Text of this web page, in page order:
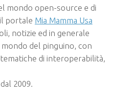
mondo open-source e di
portale Mia Mamma Usa
notizie ed in generale
del pinguino, con
di interoperabilità,
2009.